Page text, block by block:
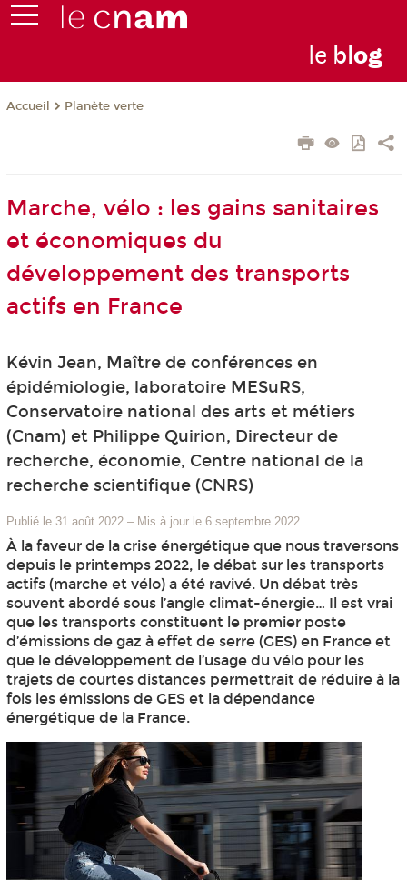
le blog
Accueil Planète verte
Marche, vélo : les gains sanitaires
et économiques du
développement des transports
actifs en France
Kévin Jean, Maître de conférences en
épidémiologie, laboratoire MESuRS,
Conservatoire national des arts et métiers
(Cnam) et Philippe Quirion, Directeur de
recherche, économie, Centre national de la
recherche scientifique (CNRS)
Publié le 31 août 2022 – Mis à jour le 6 septembre 2022
À la faveur de la crise énergétique que nous traversons
depuis le printemps 2022, le débat sur les transports
actifs (marche et vélo) a été ravivé. Un débat très
souvent abordé sous l’angle climat-énergie… Il est vrai
que les transports constituent le premier poste
d’émissions de gaz à effet de serre (GES) en France et
que le développement de l’usage du vélo pour les
trajets de courtes distances permettrait de réduire à la
fois les émissions de GES et la dépendance
énergétique de la France.